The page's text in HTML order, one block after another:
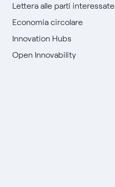
Lettera alle parti interessate
Economia circolare
Innovation Hubs
Open Innovability